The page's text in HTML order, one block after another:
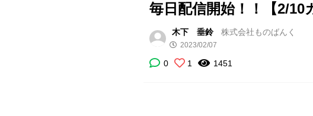
毎日配信開始！！【2/
木下 垂鈴 株式会社ものばんく
2023/02/07
0 1 1451